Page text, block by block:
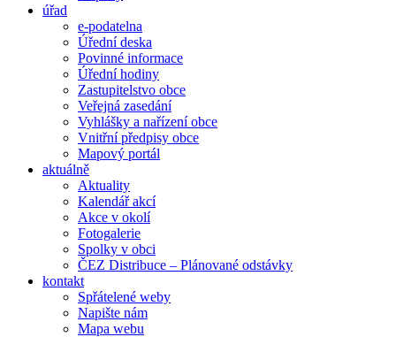
úřad
e-podatelna
Úřední deska
Povinné informace
Úřední hodiny
Zastupitelstvo obce
Veřejná zasedání
Vyhlášky a nařízení obce
Vnitřní předpisy obce
Mapový portál
aktuálně
Aktuality
Kalendář akcí
Akce v okolí
Fotogalerie
Spolky v obci
ČEZ Distribuce – Plánované odstávky
kontakt
Spřátelené weby
Napište nám
Mapa webu